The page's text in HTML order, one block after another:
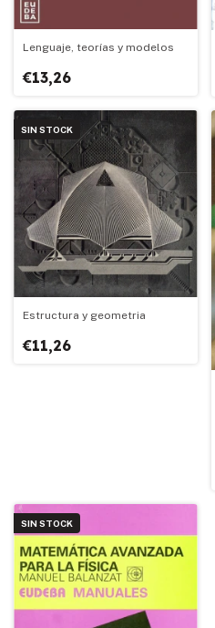
Lenguaje, teorías y modelos
€13,26
SIN STOCK
Estructura y geometria
€11,26
SIN STOCK